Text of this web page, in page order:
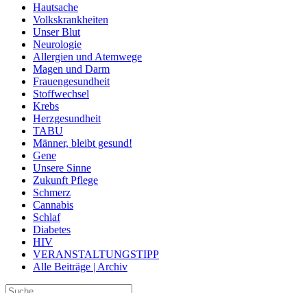
Hautsache
Volkskrankheiten
Unser Blut
Neurologie
Allergien und Atemwege
Magen und Darm
Frauengesundheit
Stoffwechsel
Krebs
Herzgesundheit
TABU
Männer, bleibt gesund!
Gene
Unsere Sinne
Zukunft Pflege
Schmerz
Cannabis
Schlaf
Diabetes
HIV
VERANSTALTUNGSTIPP
Alle Beiträge | Archiv